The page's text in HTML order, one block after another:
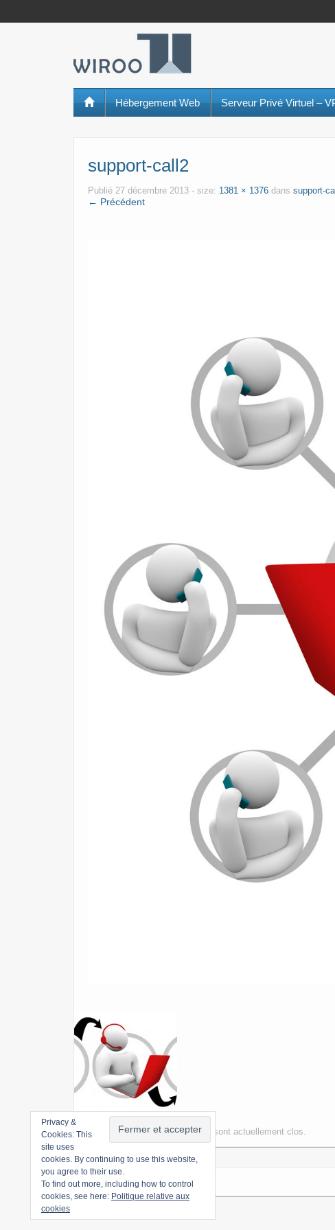
Hébergement Web Serveur Privé Virtuel –
support-call2
Publié 27 décembre 2013 - size: 1381 × 1376 dans support-
← Précédent
Les commentaires et rétroliens sont actuellement clos.
Privacy &
Cookies: This
site uses
cookies. By continuing to use this website,
you agree to their use.
To find out more, including how to control
cookies, see here: Politique relative aux
cookies